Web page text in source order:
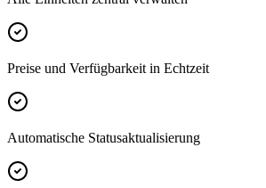
Preise und Verfügbarkeit in Echtzeit
Automatische Statusaktualisierung